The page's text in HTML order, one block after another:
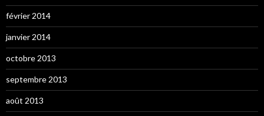
février 2014
janvier 2014
octobre 2013
septembre 2013
août 2013